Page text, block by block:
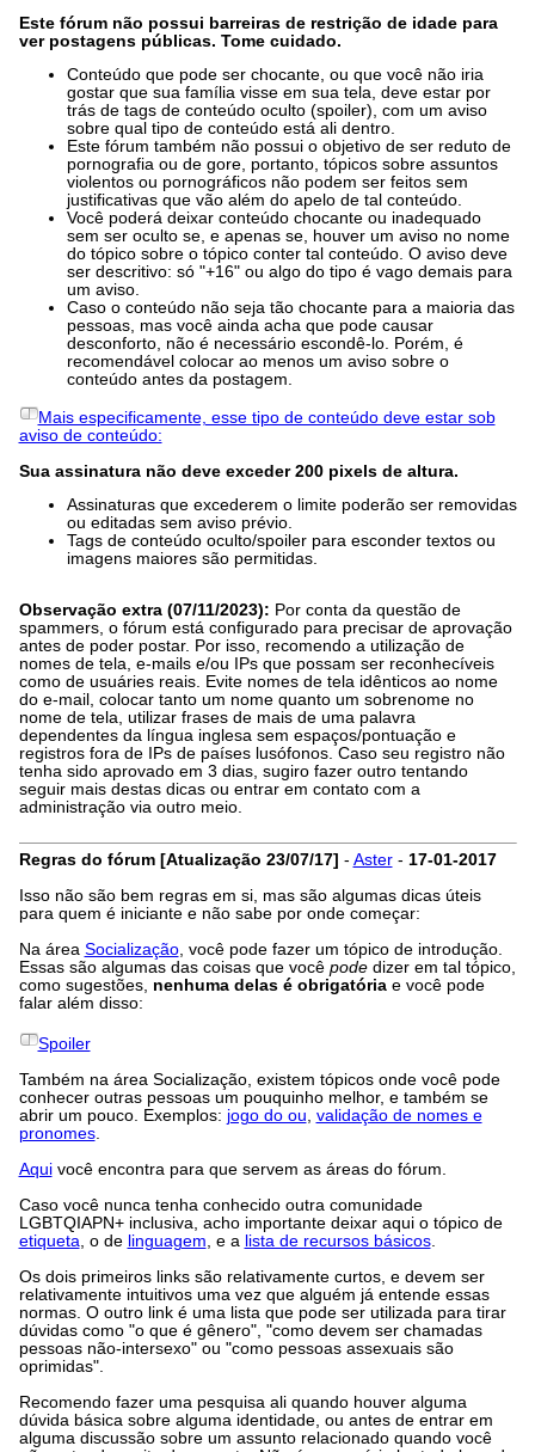
Este fórum não possui barreiras de restrição de idade para
ver postagens públicas. Tome cuidado.
Conteúdo que pode ser chocante, ou que você não iria
gostar que sua família visse em sua tela, deve estar por
trás de tags de conteúdo oculto (spoiler), com um aviso
sobre qual tipo de conteúdo está ali dentro.
Este fórum também não possui o objetivo de ser reduto de
pornografia ou de gore, portanto, tópicos sobre assuntos
violentos ou pornográficos não podem ser feitos sem
justificativas que vão além do apelo de tal conteúdo.
Você poderá deixar conteúdo chocante ou inadequado
sem ser oculto se, e apenas se, houver um aviso no nome
do tópico sobre o tópico conter tal conteúdo. O aviso deve
ser descritivo: só "+16" ou algo do tipo é vago demais para
um aviso.
Caso o conteúdo não seja tão chocante para a maioria das
pessoas, mas você ainda acha que pode causar
desconforto, não é necessário escondê-lo. Porém, é
recomendável colocar ao menos um aviso sobre o
conteúdo antes da postagem.
Mais especificamente, esse tipo de conteúdo deve estar sob
aviso de conteúdo:
Sua assinatura não deve exceder 200 pixels de altura.
Assinaturas que excederem o limite poderão ser removidas
ou editadas sem aviso prévio.
Tags de conteúdo oculto/spoiler para esconder textos ou
imagens maiores são permitidas.
Observação extra (07/11/2023): Por conta da questão de
spammers, o fórum está configurado para precisar de aprovação
antes de poder postar. Por isso, recomendo a utilização de
nomes de tela, e-mails e/ou IPs que possam ser reconhecíveis
como de usuáries reais. Evite nomes de tela idênticos ao nome
do e-mail, colocar tanto um nome quanto um sobrenome no
nome de tela, utilizar frases de mais de uma palavra
dependentes da língua inglesa sem espaços/pontuação e
registros fora de IPs de países lusófonos. Caso seu registro não
tenha sido aprovado em 3 dias, sugiro fazer outro tentando
seguir mais destas dicas ou entrar em contato com a
administração via outro meio.
Regras do fórum [Atualização 23/07/17] - Aster- 17-01-2017
Isso não são bem regras em si, mas são algumas dicas úteis
para quem é iniciante e não sabe por onde começar:
Na área Socialização, você pode fazer um tópico de introdução.
Essas são algumas das coisas que você podedizer em tal tópico,
como sugestões, nenhuma delas é obrigatóriae você pode
falar além disso:
Spoiler
Também na área Socialização, existem tópicos onde você pode
conhecer outras pessoas um pouquinho melhor, e também se
abrir um pouco. Exemplos: jogo do ou, validação de nomes e
pronomes.
Aquivocê encontra para que servem as áreas do fórum.
Caso você nunca tenha conhecido outra comunidade
LGBTQIAPN+ inclusiva, acho importante deixar aqui o tópico de
etiqueta, o de linguagem, e a lista de recursos básicos.
Os dois primeiros links são relativamente curtos, e devem ser
relativamente intuitivos uma vez que alguém já entende essas
normas. O outro link é uma lista que pode ser utilizada para tirar
dúvidas como "o que é gênero", "como devem ser chamadas
pessoas não-intersexo" ou "como pessoas assexuais são
oprimidas".
Recomendo fazer uma pesquisa ali quando houver alguma
dúvida básica sobre alguma identidade, ou antes de entrar em
alguma discussão sobre um assunto relacionado quando você